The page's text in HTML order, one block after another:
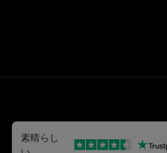
素晴らし